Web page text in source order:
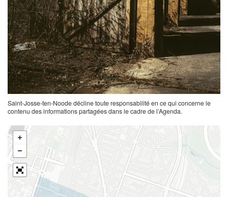
Saint-Josse-ten-Noode décline toute responsabilité en ce qui concerne le
contenu des informations partagées dans le cadre de l’Agenda.